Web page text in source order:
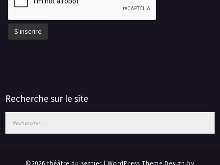
Recherche sur le site
©2026 théâtre du sentier | WordPress Theme Design by